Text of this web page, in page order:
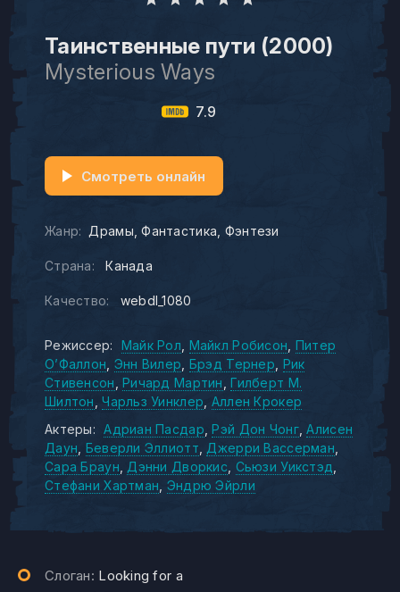
Таинственные пути (2000)
Mysterious Ways
7.9
Жанр: Драмы Фантастика Фэнтези
Страна: Канада
Качество: webdl_1080
Смотреть онлайн
Режиссер: Майк Рол Майкл Робисон Питер
О’Фаллон Энн Вилер Брэд Тернер Рик
Стивенсон Ричард Мартин
Гилберт М.
Шилтон
Чарльз Уинклер Аллен Крокер
Актеры:
Адриан Пасдар Рэй Дон Чонг Алисен
Даун Беверли Эллиотт Джерри Вассерман
Сара Браун Дэнни Дворкис Сьюзи Уикстэд
Стефани Хартман Эндрю Эйрли
Слоган: Looking for a